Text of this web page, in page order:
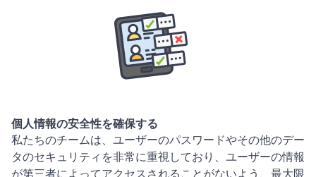
個人情報の安全性を確保する
私たちのチームは、ユーザーのパスワードやその他のデー
タのセキュリティを非常に重視しており、ユーザーの情報
が第三者によってアクセスされることがないよう、最大限